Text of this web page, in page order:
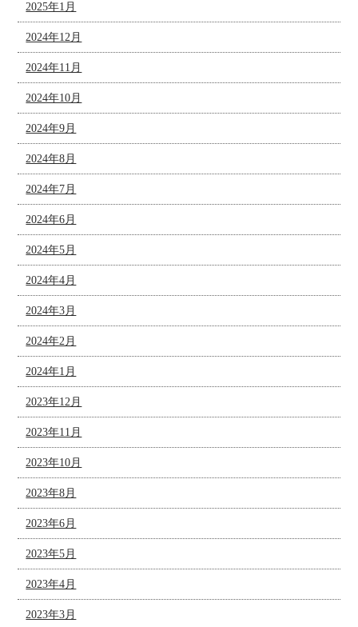
2025年1月
2024年12月
2024年11月
2024年10月
2024年9月
2024年8月
2024年7月
2024年6月
2024年5月
2024年4月
2024年3月
2024年2月
2024年1月
2023年12月
2023年11月
2023年10月
2023年8月
2023年6月
2023年5月
2023年4月
2023年3月